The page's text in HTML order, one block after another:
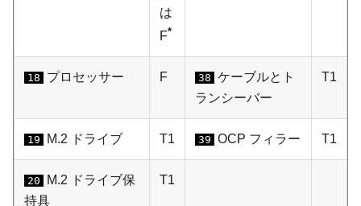
は
F*
18 プロセッサー F 38 ケーブルとト
ランシーバー
T1
19 M.2 ドライブ T1 39 OCP フィラー T1
20
M.2 ドライブ保
持具
T1